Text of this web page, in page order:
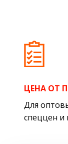
ЦЕНА ОТ
Для
спеццен и